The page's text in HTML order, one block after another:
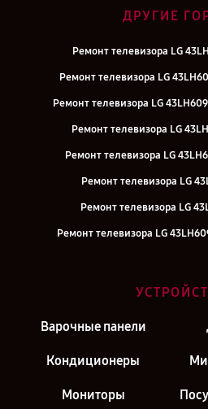
ДРУГИЕ
Ремонт телевизора LG
Ремонт телевизора LG
Ремонт телевизора LG
Ремонт телевизора LG
Ремонт телевизора LG
Ремонт телевизора LG
Ремонт телевизора LG
Ремонт телевизора LG
Варочные панели
Кондиционеры
Мониторы